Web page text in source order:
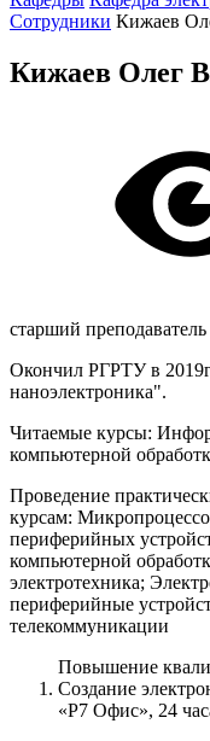
Сотрудники Кижаев
Кижаев Олег
старший преподаватель
Окончил РГРТУ в
наноэлектроника".
Читаемые курсы:
компьютерной
Проведение
курсам:
периферийных
компьютерной
электротехника;
периферийные
телекоммуникации
Повышение
Создание
«Р7 Офис», 24